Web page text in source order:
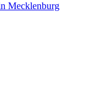
Mecklenburg